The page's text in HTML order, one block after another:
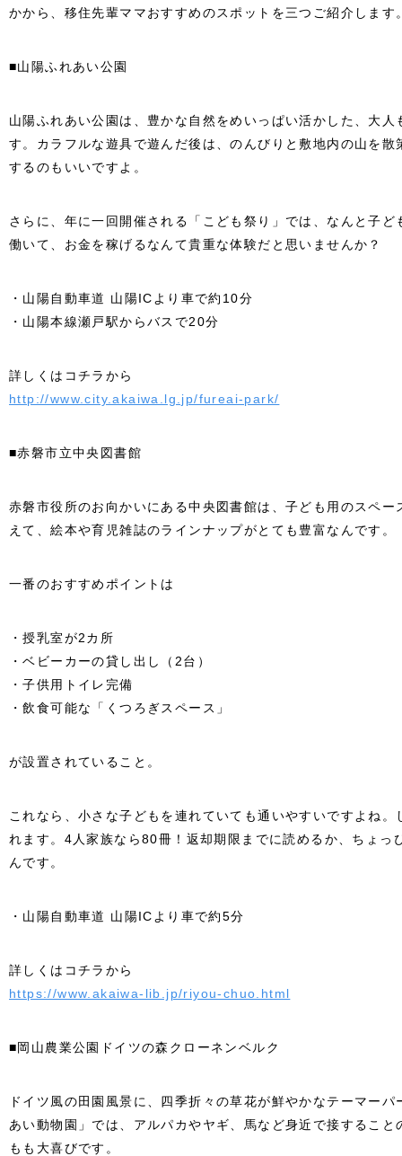
かから、移住先輩ママおすすめのスポットを三つご紹介します
■山陽ふれあい公園
山陽ふれあい公園は、豊かな自然をめいっぱい活かした、大
す。カラフルな遊具で遊んだ後は、のんびりと敷地内の山を
するのもいいですよ。
さらに、年に一回開催される「こども祭り」では、なんと子
働いて、お金を稼げるなんて貴重な体験だと思いませんか？
・山陽自動車道 山陽ICより車で約10分
・山陽本線瀬戸駅からバスで20分
詳しくはコチラから
http://www.city.akaiwa.lg.jp/fureai-park/
■赤磐市立中央図書館
赤磐市役所のお向かいにある中央図書館は、子ども用のスペ
えて、絵本や育児雑誌のラインナップがとても豊富なんです。
一番のおすすめポイントは
・授乳室が2カ所
・ベビーカーの貸し出し（2台）
・子供用トイレ完備
・飲食可能な「くつろぎスペース」
が設置されていること。
これなら、小さな子どもを連れていても通いやすいですよね
れます。4人家族なら80冊！返却期限までに読めるか、ちょっ
んです。
・山陽自動車道 山陽ICより車で約5分
詳しくはコチラから
https://www.akaiwa-lib.jp/riyou-chuo.html
■岡山農業公園ドイツの森クローネンベルク
ドイツ風の田園風景に、四季折々の草花が鮮やかなテーマー
あい動物園」では、アルパカやヤギ、馬など身近で接するこ
もも大喜びです。